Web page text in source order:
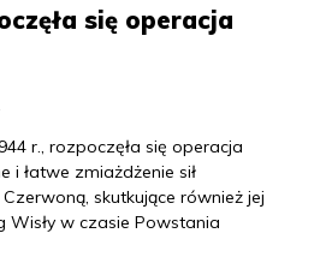
się operacja
r., rozpoczęła się operacja
i łatwe zmiażdżenie sił
skutkujące również jej
w czasie Powstania